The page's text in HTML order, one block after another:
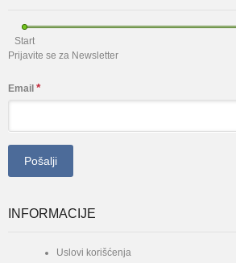
Start
Prijavite se za Newsletter
Email *
INFORMACIJE
Uslovi korišćenja